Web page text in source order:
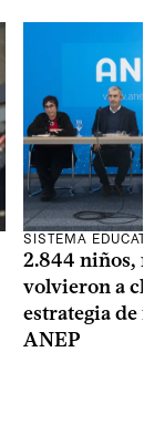
SISTEMA
2.844 niños,
volvieron a
estrategia de
ANEP